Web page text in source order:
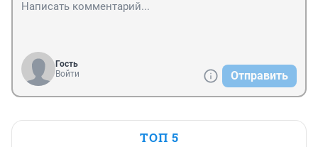
Гость
Войти
Отправить
ТОП 5